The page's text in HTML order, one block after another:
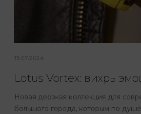
15.07.2024
Lotus Vortex: вихрь
Новая дерзкая коллекция для
большого города, которым по